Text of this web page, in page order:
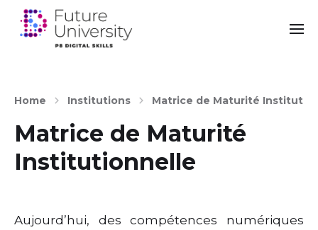
Home Institutions Matrice de Maturité
Matrice de Maturité
Institutionnelle
Aujourd’hui, des compétences numériques